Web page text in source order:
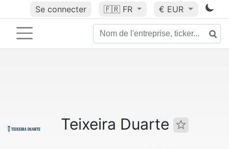
Se connecter 🇫🇷 FR € EUR
Teixeira Duarte